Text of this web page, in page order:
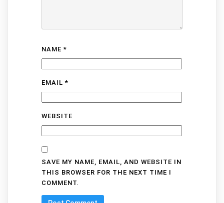
NAME *
EMAIL *
WEBSITE
SAVE MY NAME, EMAIL, AND WEBSITE IN
THIS BROWSER FOR THE NEXT TIME I
COMMENT.